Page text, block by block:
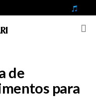
de
para